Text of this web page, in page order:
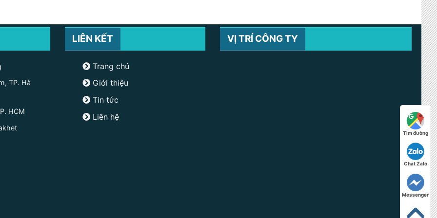
TP. Hà
HCM
LIÊN KẾT
Trang chủ
Giới thiệu
Tin tức
Liên hệ
VỊ TRÍ CÔNG TY
Tìm đường
Chat Zalo
Messenger